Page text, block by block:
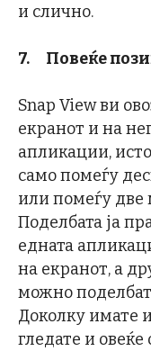
и слично.
7. Повеќе
Snap View ви
екранот и на
апликации,
само помеѓу
или помеѓу
Поделбата ја
едната
на екранот, а
можно
Доколку имате
гледате и